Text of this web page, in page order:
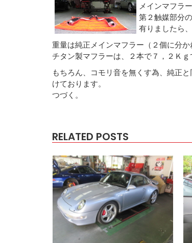
メインマフラ
第２触媒部分
有りましたら
重量は純正メインマフラー（２個に分か
チタン製マフラーは、２本で７，２Ｋｇ
もちろん、コモリ音を無くす為、純正
けております。
つづく。
RELATED POSTS